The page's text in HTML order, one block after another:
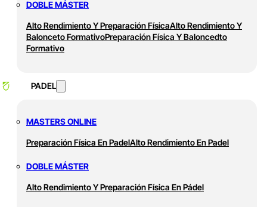
DOBLE MÁSTER
Alto Rendimiento Y Preparación FísicaAlto Rendimiento Y
Balonceto FormativoPreparación Física Y Baloncedto
Formativo
PADEL
MASTERS ONLINE
Preparación Física En PadelAlto Rendimiento En Padel
DOBLE MÁSTER
Alto Rendimiento Y Preparación Física En Pádel